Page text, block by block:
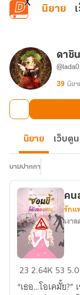
ข้ามไปยังเนื้อหาห
นิยาย
ดาซิน
39 นิยา
นิยาย เว็บตูน
นามปากกา
คน
สวย...ต่อ
คน
รัก
เงา
232.64K 53
“เธอ…โอเคมั้ย?”